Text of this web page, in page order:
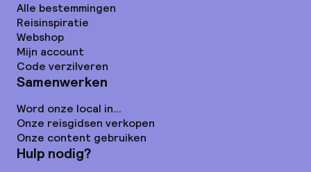
Alle bestemmingen
Reisinspiratie
Webshop
Mijn account
Code verzilveren
Samenwerken
Word onze local in...
Onze reisgidsen verkopen
Onze content gebruiken
Hulp nodig?